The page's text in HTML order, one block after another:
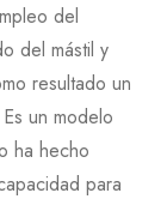
del
del mástil y
resultado un
un modelo
ha hecho
para